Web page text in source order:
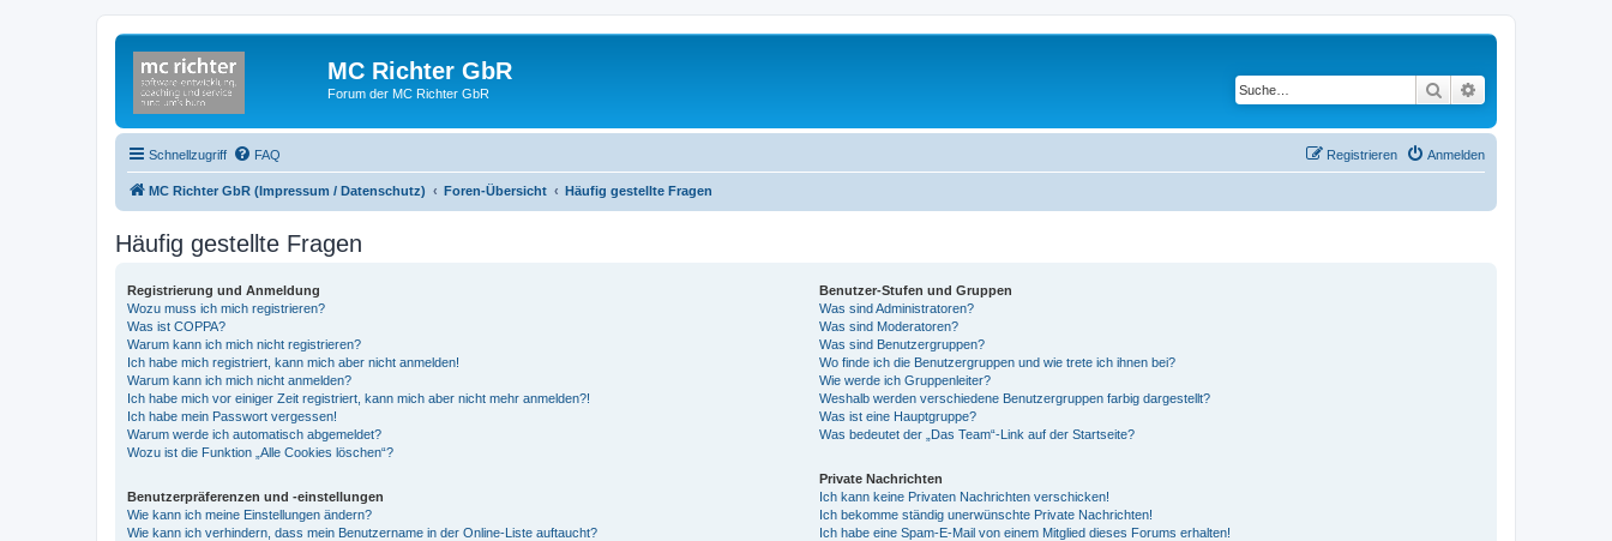
MC Richter GbR
Forum der MC Richter GbR Suche
Schnellzugriff FAQ Anmelden
Registrieren
MC Richter GbR (Impressum / Datenschutz) Foren-Übersicht Häufig gestellte Fragen
Häufig gestellte Fragen
Registrierung und Anmeldung
Wozu muss ich mich registrieren?
Was ist COPPA?
Warum kann ich mich nicht registrieren?
Ich habe mich registriert, kann mich aber nicht anmelden!
Warum kann ich mich nicht anmelden?
Ich habe mich vor einiger Zeit registriert, kann mich aber nicht mehr anmelden?!
Ich habe mein Passwort vergessen!
Warum werde ich automatisch abgemeldet?
Wozu ist die Funktion „Alle Cookies löschen“?
Benutzerpräferenzen und -einstellungen
Wie kann ich meine Einstellungen ändern?
Wie kann ich verhindern, dass mein Benutzername in der Online-Liste auftaucht?
Benutzer-Stufen und Gruppen
Was sind Administratoren?
Was sind Moderatoren?
Was sind Benutzergruppen?
Wo finde ich die Benutzergruppen und wie trete ich ihnen bei?
Wie werde ich Gruppenleiter?
Weshalb werden verschiedene Benutzergruppen farbig dargestellt?
Was ist eine Hauptgruppe?
Was bedeutet der „Das Team“-Link auf der Startseite?
Private Nachrichten
Ich kann keine Privaten Nachrichten verschicken!
Ich bekomme ständig unerwünschte Private Nachrichten!
Ich habe eine Spam-E-Mail von einem Mitglied dieses Forums erhalten!